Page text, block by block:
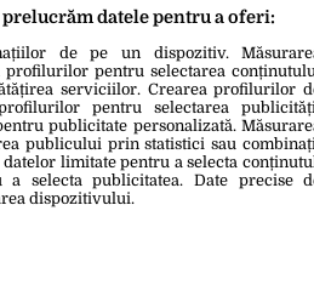
datele pentru a oferi:
de pe un dispozitiv.
pentru selectarea
serviciilor. Crearea profilurilor
pentru selectarea
publicitate personalizată.
publicului prin statistici sau
limitate pentru a selecta
selecta publicitatea. Date precise
dispozitivului.